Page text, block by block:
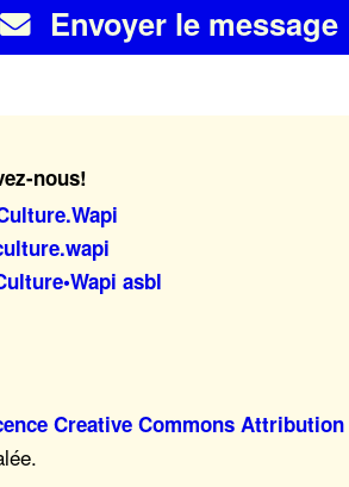
Envoyer le message
nous!
asbl
Creative Commons